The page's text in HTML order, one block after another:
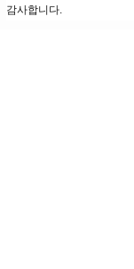
감사합니다.